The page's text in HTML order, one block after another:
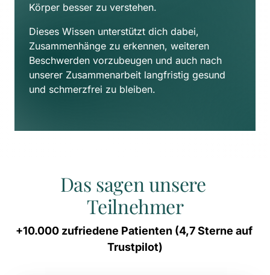
Körper besser zu verstehen.
Dieses Wissen unterstützt dich dabei,
Zusammenhänge zu erkennen, weiteren
Beschwerden vorzubeugen und auch nach
unserer Zusammenarbeit langfristig gesund
und schmerzfrei zu bleiben.
Das sagen unsere
Teilnehmer
+10.000 zufriedene Patienten (4,7 Sterne
auf
Trustpilot)